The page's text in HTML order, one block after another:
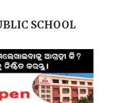
SCHOOL